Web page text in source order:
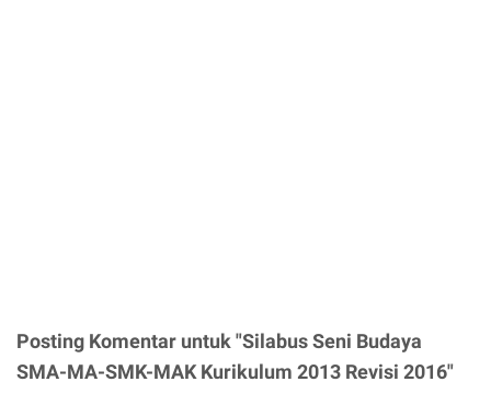
Posting Komentar untuk "Silabus Seni Budaya
SMA-MA-SMK-MAK Kurikulum 2013 Revisi 2016"